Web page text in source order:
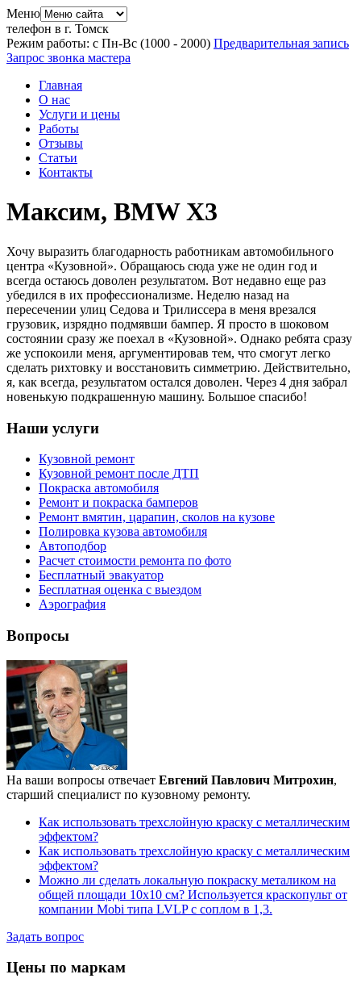
Меню
телефон в г. Томск
Режим работы: с Пн-Вс (1000 - 2000) Предварительная запись
Запрос звонка мастера
Главная
О нас
Услуги и цены
Работы
Отзывы
Статьи
Контакты
Максим, BMW X3
Хочу выразить благодарность работникам автомобильного
центра «Кузовной». Обращаюсь сюда уже не один год и
всегда остаюсь доволен результатом. Вот недавно еще раз
убедился в их профессионализме. Неделю назад на
пересечении улиц Седова и Трилиссера в меня врезался
грузовик, изрядно подмявши бампер. Я просто в шоковом
состоянии сразу же поехал в «Кузовной». Однако ребята сразу
же успокоили меня, аргументировав тем, что смогут легко
сделать рихтовку и восстановить симметрию. Действительно,
я, как всегда, результатом остался доволен. Через 4 дня забрал
новенькую подкрашенную машину. Большое спасибо!
Наши услуги
Кузовной ремонт
Кузовной ремонт после ДТП
Покраска автомобиля
Ремонт и покраска бамперов
Ремонт вмятин, царапин, сколов на кузове
Полировка кузова автомобиля
Автоподбор
Расчет стоимости ремонта по фото
Бесплатный эвакуатор
Бесплатная оценка с выездом
Аэрография
Вопросы
На ваши вопросы отвечает Евгений Павлович Митрохин,
старший специалист по кузовному ремонту.
Как использовать трехслойную краску с металлическим
эффектом?
Как использовать трехслойную краску с металлическим
эффектом?
Можно ли сделать локальную покраску металиком на
общей площади 10х10 см? Используется краскопульт от
компании Mobi типа LVLP с соплом в 1,3.
Задать вопрос
Цены по маркам